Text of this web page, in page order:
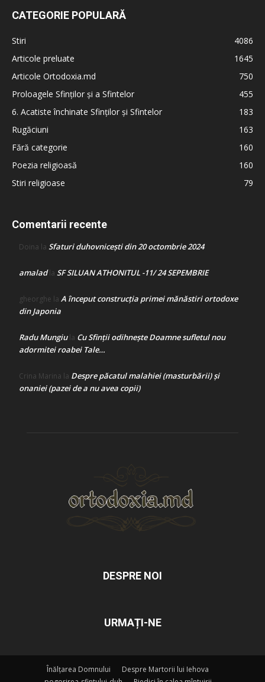
CATEGORIE POPULARĂ
Stiri
4086
Articole preluate
1645
Articole Ortodoxia.md
750
Proloagele Sfinților și a Sfintelor
455
6. Acatiste închinate Sfinților și Sfintelor
183
Rugăciuni
163
Fără categorie
160
Poezia religioasă
160
Stiri religioase
79
Comentarii recente
Doina la Sfaturi duhovnicești din 20 octombrie 2024
amaladla SF SILUAN ATHONITUL -11/ 24 SEPEMBRIE
gheorghe la A început construcţia primei mănăstiri ortodoxe
din Japonia
Radu Mungiula Cu Sfinții odihnește Doamne sufletul nou
adormitei roabei Tale…
Crina Marina la Despre păcatul malahiei (masturbării) şi
onaniei (pazei de a nu avea copii)
DESPRE NOI
URMAȚI-NE
Înălțarea Domnului
Despre Martorii lui Iehova